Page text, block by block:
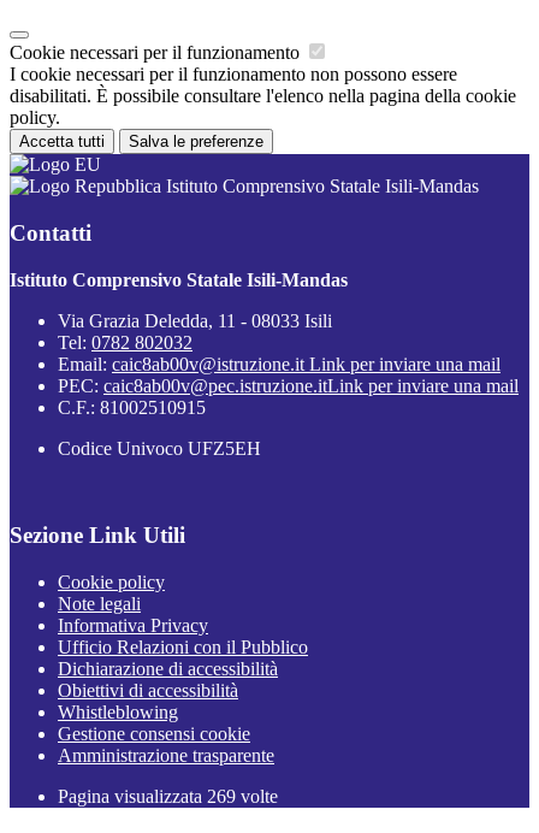
Cookie necessari per il funzionamento
I cookie necessari per il funzionamento non possono essere
disabilitati. È possibile consultare l'elenco nella pagina della cookie
policy.
Accetta tutti Salva le preferenze
Istituto Comprensivo Statale Isili-Mandas
Contatti
Istituto Comprensivo Statale Isili-Mandas
Via Grazia Deledda, 11 - 08033 Isili
Tel: 0782 802032
Email: caic8ab00v@istruzione.it Link per inviare una mail
PEC: caic8ab00v@pec.istruzione.itLink per inviare una mail
C.F.: 81002510915
Codice Univoco UFZ5EH
Sezione Link Utili
Cookie policy
Note legali
Informativa Privacy
Ufficio Relazioni con il Pubblico
Dichiarazione di accessibilità
Obiettivi di accessibilità
Whistleblowing
Gestione consensi cookie
Amministrazione trasparente
Pagina visualizzata 269 volte